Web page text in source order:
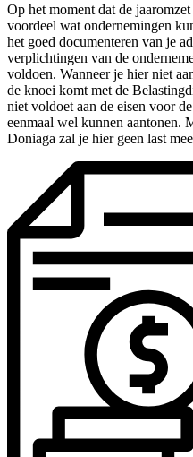
Op het moment dat de
voordeel wat ondernemingen
het goed documenteren van je
verplichtingen van de
voldoen. Wanneer je hier niet
de knoei komt met de
niet voldoet aan de eisen voor
eenmaal wel kunnen aantonen.
Doniaga zal je hier geen last